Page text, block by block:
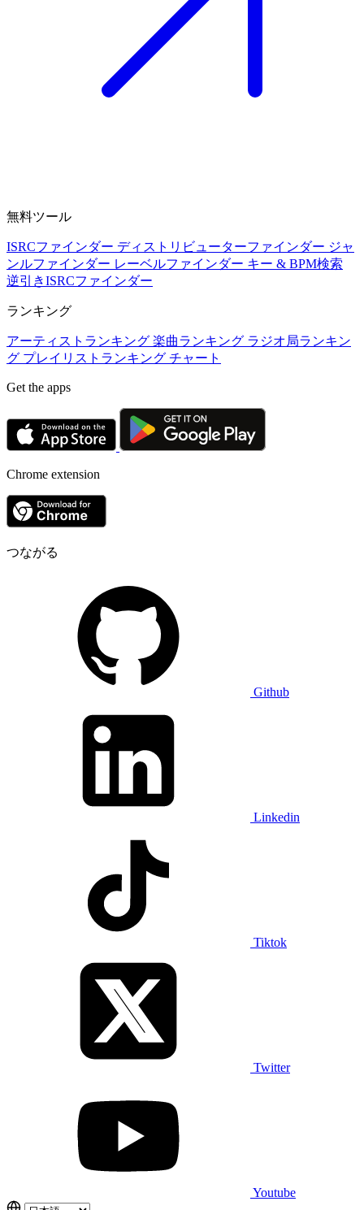
無料ツール
ISRCファインダー ディストリビューターファインダー ジャ
ンルファインダー レーベルファインダー キー & BPM検索
逆引きISRCファインダー
ランキング
アーティストランキング 楽曲ランキング ラジオ局ランキン
グ プレイリストランキング チャート
Get the apps
Chrome extension
つながる
Github
Linkedin
Tiktok
Twitter
Youtube